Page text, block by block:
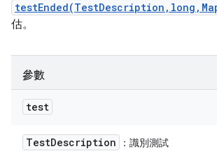
估。
參數
test
TestDescription ：識別測試